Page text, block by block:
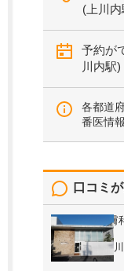
(上川内
予約が
川内駅)
各都道
番医情報
口コミ
かわばた皮膚
皮膚科
鹿児島県薩摩